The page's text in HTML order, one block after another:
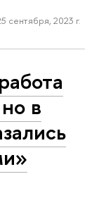
сентября, 2023 г.
в